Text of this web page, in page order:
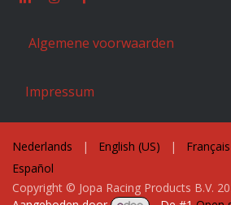
Algemene voorwaarden
Impressum
Copyright © Jopa Racing Products B.V.
Nederlands | English (US) | Français
Español